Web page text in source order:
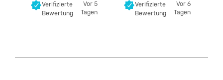
Klebungen störten
und die
Verifizierte
Bewertung
Vor 5
Tagen
Verifizierte
Bewertung
Vor 6
Tagen